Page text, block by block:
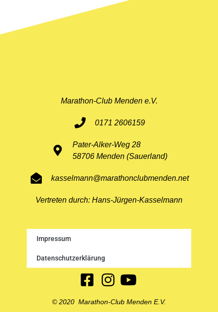
Marathon-Club Menden e.V.
0171 2606159
Pater-Alker-Weg 28
58706 Menden (Sauerland)
kasselmann@marathonclubmenden.net
Vertreten durch: Hans-Jürgen-Kasselmann
Impressum
Datenschutzerklärung
© 2020 Marathon-Club Menden E.V.